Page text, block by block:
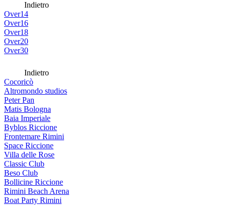
Indietro
Over14
Over16
Over18
Over20
Over30
Indietro
Cocoricò
Altromondo studios
Peter Pan
Matis Bologna
Baia Imperiale
Byblos Riccione
Frontemare Rimini
Space Riccione
Villa delle Rose
Classic Club
Beso Club
Bollicine Riccione
Rimini Beach Arena
Boat Party Rimini